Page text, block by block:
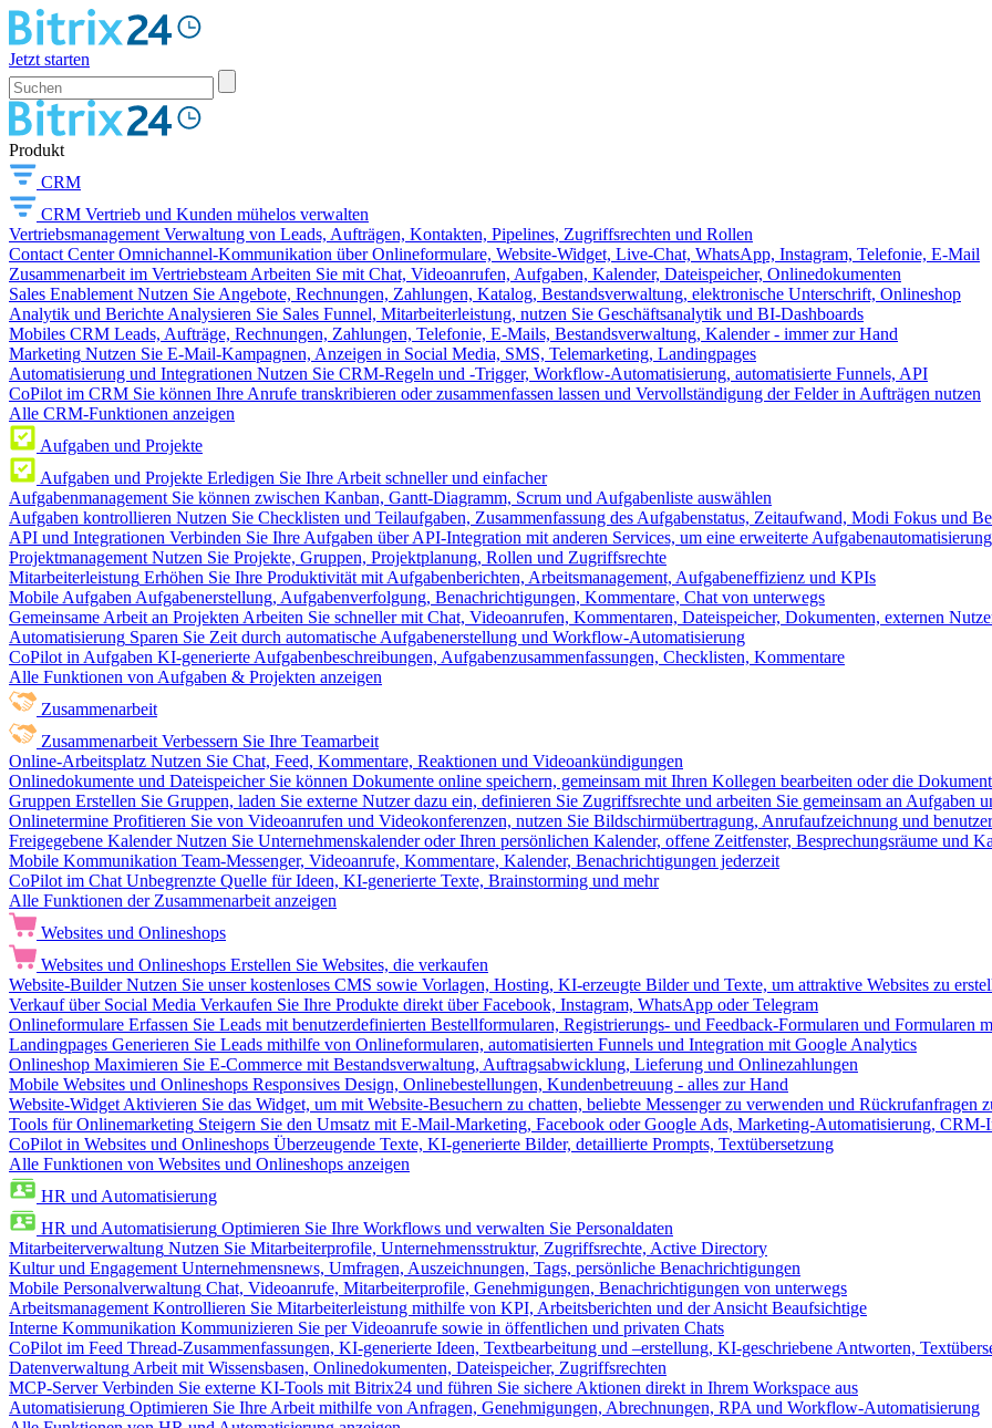
Jetzt starten
Produkt
CRM
CRM Vertrieb und Kunden mühelos verwalten
Vertriebsmanagement Verwaltung von Leads, Aufträgen, Kontakten, Pipelines, Zugriffsrechten und Rollen
Contact Center Omnichannel-Kommunikation über Onlineformulare, Website-Widget, Live-Chat, WhatsApp, Instagram, Telefonie, E-Mail
Zusammenarbeit im Vertriebsteam Arbeiten Sie mit Chat, Videoanrufen, Aufgaben, Kalender, Dateispeicher, Onlinedokumenten
Sales Enablement Nutzen Sie Angebote, Rechnungen, Zahlungen, Katalog, Bestandsverwaltung, elektronische Unterschrift, Onlineshop
Analytik und Berichte Analysieren Sie Sales Funnel, Mitarbeiterleistung, nutzen Sie Geschäftsanalytik und BI-Dashboards
Mobiles CRM Leads, Aufträge, Rechnungen, Zahlungen, Telefonie, E-Mails, Bestandsverwaltung, Kalender - immer zur Hand
Marketing Nutzen Sie E-Mail-Kampagnen, Anzeigen in Social Media, SMS, Telemarketing, Landingpages
Automatisierung und Integrationen Nutzen Sie CRM-Regeln und -Trigger, Workflow-Automatisierung, automatisierte Funnels, API
CoPilot im CRM Sie können Ihre Anrufe transkribieren oder zusammenfassen lassen und Vervollständigung der Felder in Aufträgen nutzen
Alle CRM-Funktionen anzeigen
Aufgaben und Projekte
Aufgaben und Projekte Erledigen Sie Ihre Arbeit schneller und einfacher
Aufgabenmanagement Sie können zwischen Kanban, Gantt-Diagramm, Scrum und Aufgabenliste auswählen
Aufgaben kontrollieren Nutzen Sie Checklisten und Teilaufgaben, Zusammenfassung des Aufgabenstatus, Zeitaufwand, Modi Fokus und
API und Integrationen Verbinden Sie Ihre Aufgaben über API-Integration mit anderen Services, um eine erweiterte
Projektmanagement Nutzen Sie Projekte, Gruppen, Projektplanung, Rollen und Zugriffsrechte
Mitarbeiterleistung Erhöhen Sie Ihre Produktivität mit Aufgabenberichten, Arbeitsmanagement, Aufgabeneffizienz und KPIs
Mobile Aufgaben Aufgabenerstellung, Aufgabenverfolgung, Benachrichtigungen, Kommentare, Chat von unterwegs
Gemeinsame Arbeit an Projekten Arbeiten Sie schneller mit Chat, Videoanrufen, Kommentaren, Dateispeicher, Dokumenten, externen
Automatisierung Sparen Sie Zeit durch automatische Aufgabenerstellung und Workflow-Automatisierung
CoPilot in Aufgaben KI-generierte Aufgabenbeschreibungen, Aufgabenzusammenfassungen, Checklisten, Kommentare
Alle Funktionen von Aufgaben & Projekten anzeigen
Zusammenarbeit
Zusammenarbeit Verbessern Sie Ihre Teamarbeit
Online-Arbeitsplatz Nutzen Sie Chat, Feed, Kommentare, Reaktionen und Videoankündigungen
Onlinedokumente und Dateispeicher Sie können Dokumente online speichern, gemeinsam mit Ihren Kollegen bearbeiten oder die
Gruppen Erstellen Sie Gruppen, laden Sie externe Nutzer dazu ein, definieren Sie Zugriffsrechte und arbeiten Sie gemeinsam an Aufgaben
Onlinetermine Profitieren Sie von Videoanrufen und Videokonferenzen, nutzen Sie Bildschirmübertragung, Anrufaufzeichnung und
Freigegebene Kalender Nutzen Sie Unternehmenskalender oder Ihren persönlichen Kalender, offene Zeitfenster, Besprechungsräume und
Mobile Kommunikation Team-Messenger, Videoanrufe, Kommentare, Kalender, Benachrichtigungen jederzeit
CoPilot im Chat Unbegrenzte Quelle für Ideen, KI-generierte Texte, Brainstorming und mehr
Alle Funktionen der Zusammenarbeit anzeigen
Websites und Onlineshops
Websites und Onlineshops Erstellen Sie Websites, die verkaufen
Website-Builder Nutzen Sie unser kostenloses CMS sowie Vorlagen, Hosting, KI-erzeugte Bilder und Texte, um attraktive Websites zu
Verkauf über Social Media Verkaufen Sie Ihre Produkte direkt über Facebook, Instagram, WhatsApp oder Telegram
Onlineformulare Erfassen Sie Leads mit benutzerdefinierten Bestellformularen, Registrierungs- und Feedback-Formularen und Formularen
Landingpages Generieren Sie Leads mithilfe von Onlineformularen, automatisierten Funnels und Integration mit Google Analytics
Onlineshop Maximieren Sie E-Commerce mit Bestandsverwaltung, Auftragsabwicklung, Lieferung und Onlinezahlungen
Mobile Websites und Onlineshops Responsives Design, Onlinebestellungen, Kundenbetreuung - alles zur Hand
Website-Widget Aktivieren Sie das Widget, um mit Website-Besuchern zu chatten, beliebte Messenger zu verwenden und Rückrufanfragen
Tools für Onlinemarketing Steigern Sie den Umsatz mit E-Mail-Marketing, Facebook oder Google Ads, Marketing-Automatisierung, CRM-
CoPilot in Websites und Onlineshops Überzeugende Texte, KI-generierte Bilder, detaillierte Prompts, Textübersetzung
Alle Funktionen von Websites und Onlineshops anzeigen
HR und Automatisierung
HR und Automatisierung Optimieren Sie Ihre Workflows und verwalten Sie Personaldaten
Mitarbeiterverwaltung Nutzen Sie Mitarbeiterprofile, Unternehmensstruktur, Zugriffsrechte, Active Directory
Kultur und Engagement Unternehmensnews, Umfragen, Auszeichnungen, Tags, persönliche Benachrichtigungen
Mobile Personalverwaltung Chat, Videoanrufe, Mitarbeiterprofile, Genehmigungen, Benachrichtigungen von unterwegs
Arbeitsmanagement Kontrollieren Sie Mitarbeiterleistung mithilfe von KPI, Arbeitsberichten und der Ansicht Beaufsichtige
Interne Kommunikation Kommunizieren Sie per Videoanrufe sowie in öffentlichen und privaten Chats
CoPilot im Feed Thread-Zusammenfassungen, KI-generierte Ideen, Textbearbeitung und –erstellung, KI-geschriebene Antworten,
Datenverwaltung Arbeit mit Wissensbasen, Onlinedokumenten, Dateispeicher, Zugriffsrechten
MCP-Server Verbinden Sie externe KI-Tools mit Bitrix24 und führen Sie sichere Aktionen direkt in Ihrem Workspace aus
Automatisierung Optimieren Sie Ihre Arbeit mithilfe von Anfragen, Genehmigungen, Abrechnungen, RPA und Workflow-Automatisierung